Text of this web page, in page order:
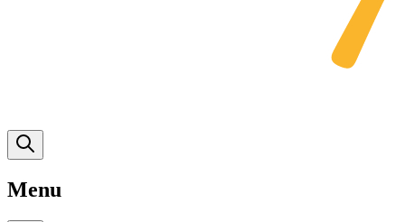
Menu